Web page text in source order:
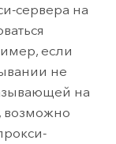
сервера на
если
не
на